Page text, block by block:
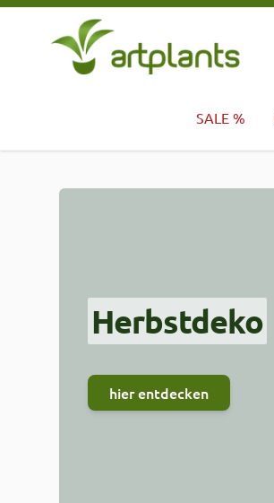
Zum Inhalt springen
SALE %
Herbstdeko
hier entdecken